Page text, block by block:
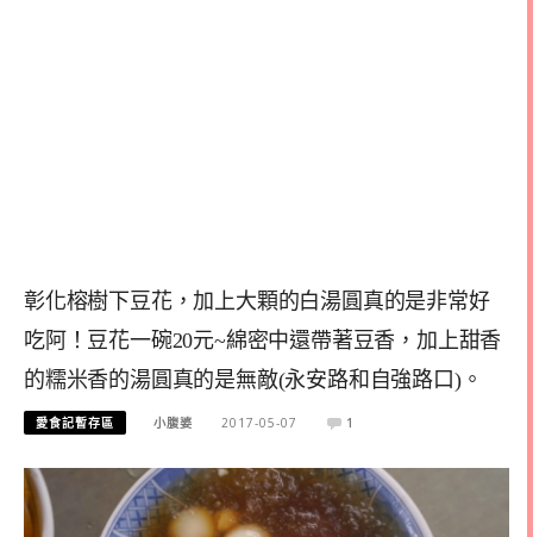
彰化榕樹下豆花，加上大顆的白湯圓真的是非常好
吃阿！豆花一碗20元~綿密中還帶著豆香，加上甜香
的糯米香的湯圓真的是無敵(永安路和自強路口)。
愛食記暫存區 小腹婆 2017-05-07 1